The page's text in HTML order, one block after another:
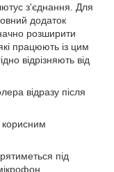
з'єднання. Для
додаток
розширити
працюють із цим
відрізняють від
відразу після
корисним
під